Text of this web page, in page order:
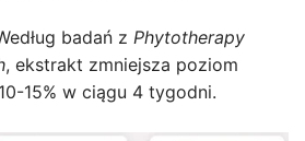
badań z Phytotherapy
, ekstrakt zmniejsza poziom
15% w ciągu 4 tygodni.